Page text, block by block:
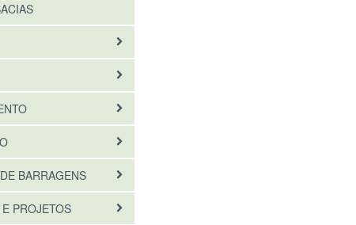
BARRAGENS
PROJETOS